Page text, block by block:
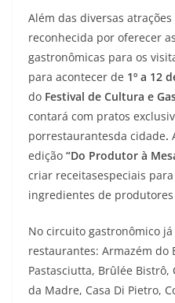
Além das diversas
reconhecida por oferecer
gastronômicas para os
para acontecer de 1º a 12
do Festival de Cultura e
contará com pratos
porrestaurantesda cidade.
edição “Do Produtor à
criar receitasespeciais
ingredientes de
No circuito gastronômico
restaurantes: Armazém do
Pastasciutta, Brûlée Bistrô,
da Madre, Casa Di Pietro,